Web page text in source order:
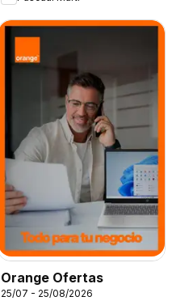
Orange Ofertas
25/07 - 25/08/2026